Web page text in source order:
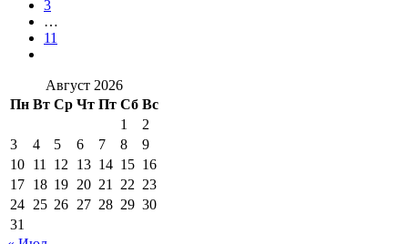
3
…
11
Август 2026
Пн Вт Ср Чт Пт Сб Вс
1
2
3
4 5 6 7 8
9
10 11 12 13 14 15 16
17 18 19 20 21 22 23
24 25 26 27 28 29 30
31